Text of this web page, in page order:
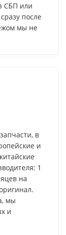
СБП или
после
мы не
в
и
1
на
мы
и